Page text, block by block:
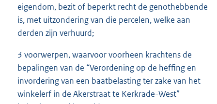
eigendom, bezit of beperkt recht de genothebbende
is, met uitzondering van die percelen, welke aan
derden zijn verhuurd;
3 voorwerpen, waarvoor voorheen krachtens de
bepalingen van de “Verordening op de heffing en
invordering van een baatbelasting ter zake van het
winkelerf in de Akerstraat te Kerkrade-West”